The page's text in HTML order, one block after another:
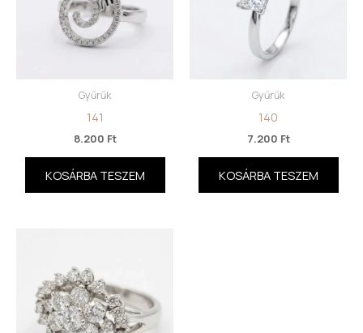
Gyűrűk
141
8.200 Ft
KOSÁRBA TESZEM
Gyűrűk
140
7.200 Ft
KOSÁRBA TESZEM